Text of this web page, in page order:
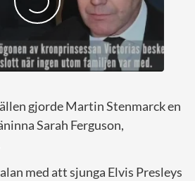
gjorde Martin Stenmarck en
Sarah Ferguson,
med att sjunga Elvis Presleys